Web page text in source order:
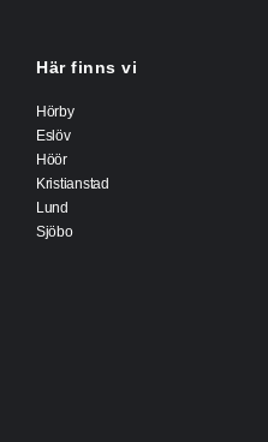
Här finns vi
Hörby
Eslöv
Höör
Kristianstad
Lund
Sjöbo